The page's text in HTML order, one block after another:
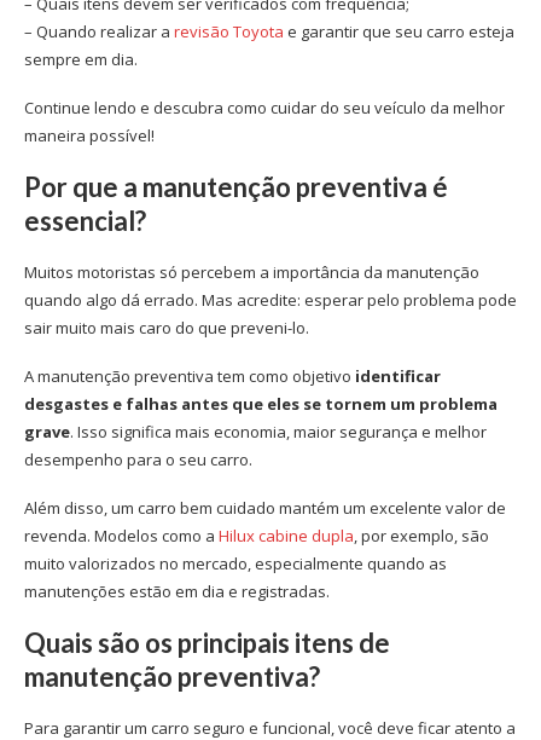
– Quando realizar a revisão Toyota e garantir que seu carro esteja
sempre em dia.
Continue lendo e descubra como cuidar do seu veículo da melhor
maneira possível!
Por que a manutenção preventiva é
essencial?
Muitos motoristas só percebem a importância da manutenção
quando algo dá errado. Mas acredite: esperar pelo problema pode
sair muito mais caro do que preveni-lo.
A manutenção preventiva tem como objetivo identificar
desgastes e falhas antes que eles se tornem um problema
grave. Isso significa mais economia, maior segurança e melhor
desempenho para o seu carro.
Além disso, um carro bem cuidado mantém um excelente valor de
revenda. Modelos como a Hilux cabine dupla, por exemplo, são
muito valorizados no mercado, especialmente quando as
manutenções estão em dia e registradas.
Quais são os principais itens de
manutenção preventiva?
Para garantir um carro seguro e funcional, você deve ficar atento a